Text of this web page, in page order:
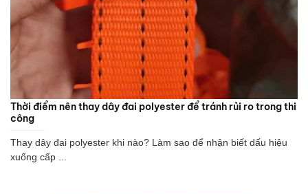
Thời điểm nên thay dây đai polyester để tránh rủi ro trong thi
công
Thay dây đai polyester khi nào? Làm sao để nhận biết dấu hiệu
xuống cấp ...